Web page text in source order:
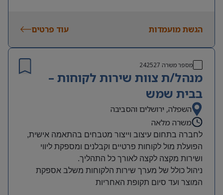
הגשת מועמדות עוד פרטים
מספר משרה 242527
מנהל/ת צוות שירות לקוחות –
בבית שמש
השפלה, ירושלים והסביבה
משרה מלאה
לחברה בתחום עיצוב וייצור מטבחים בהתאמה אישית,
הפועלת מול לקוחות פרטיים וקבלנים ומספקת ליווי
ושירות מקצה לקצה לאורך כל התהליך.
ניהול כולל של מערך שירות הלקוחות משלב אספקת
המוצר ועד סיום תקופת האחריות